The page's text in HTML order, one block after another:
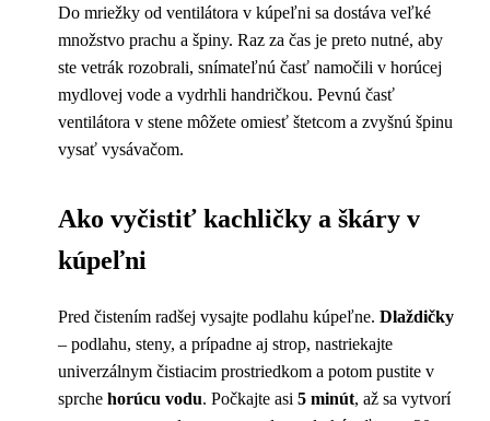
Do mriežky od ventilátora v kúpeľni sa dostáva veľké
množstvo prachu a špiny. Raz za čas je preto nutné, aby
ste vetrák rozobrali, snímateľnú časť namočili v horúcej
mydlovej vode a vydrhli handričkou. Pevnú časť
ventilátora v stene môžete omiesť štetcom a zvyšnú špinu
vysať vysávačom.
Ako vyčistiť kachličky a škáry v
kúpeľni
Pred čistením radšej vysajte podlahu kúpeľne. Dlaždičky
– podlahu, steny, a prípadne aj strop, nastriekajte
univerzálnym čistiacim prostriedkom a potom pustite v
sprche horúcu vodu. Počkajte asi 5 minút, až sa vytvorí